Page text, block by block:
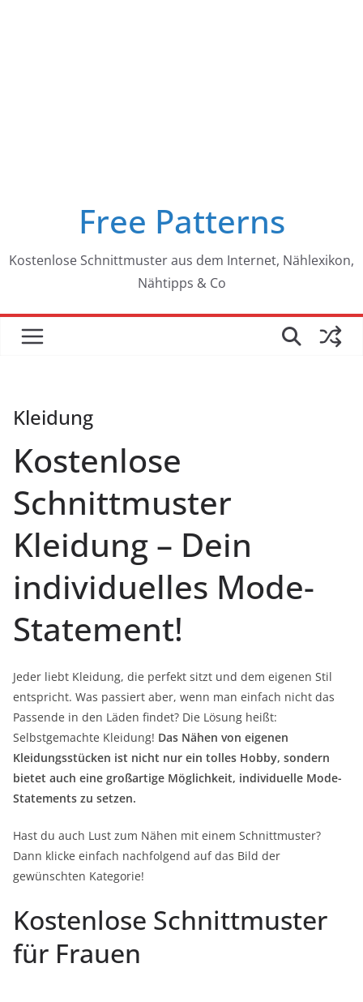
Free Patterns
Kostenlose Schnittmuster aus dem Internet, Nählexikon,
Nähtipps & Co
Kleidung
Kostenlose
Schnittmuster
Kleidung – Dein
individuelles Mode-
Statement!
Jeder liebt Kleidung, die perfekt sitzt und dem eigenen Stil
entspricht. Was passiert aber, wenn man einfach nicht das
Passende in den Läden findet? Die Lösung heißt:
Selbstgemachte Kleidung! Das Nähen von eigenen
Kleidungsstücken ist nicht nur ein tolles Hobby, sondern
bietet auch eine großartige Möglichkeit, individuelle Mode-
Statements zu setzen.
Hast du auch Lust zum Nähen mit einem Schnittmuster?
Dann klicke einfach nachfolgend auf das Bild der
gewünschten Kategorie!
Kostenlose Schnittmuster
für Frauen